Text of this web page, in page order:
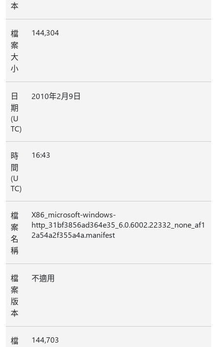
本
檔
案
大
小
144,304
日
期
(U
TC)
2010年2月9日
時
間
(U
TC)
16:43
檔
案
名
稱
X86_microsoft-windows-
http_31bf3856ad364e35_6.0.6002.22332_none_af1
2a54a2f355a4a.manifest
檔
案
版
本
不適用
檔 144,703